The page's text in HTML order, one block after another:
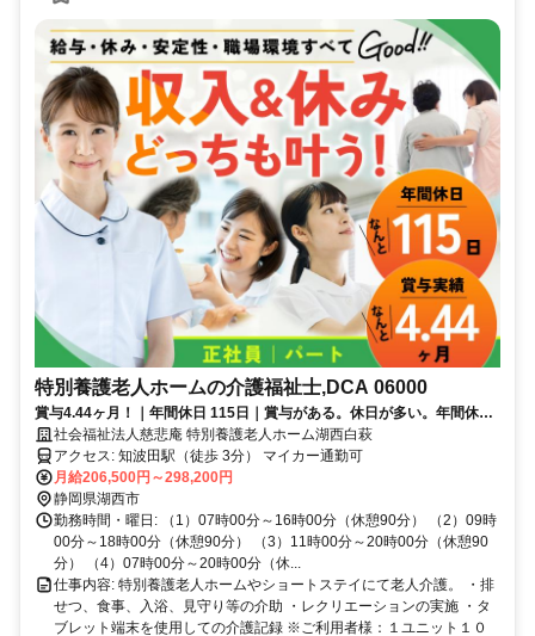
特別養護老人ホームの介護福祉士,DCA 06000
賞与4.44ヶ月！｜年間休日 115日｜賞与がある。休日が多い。年間休日
が多く気持ちに余裕。
社会福祉法人慈悲庵 特別養護老人ホーム湖西白萩
アクセス: 知波田駅（徒歩 3分） マイカー通勤可
月給206,500円～298,200円
静岡県湖西市
勤務時間・曜日: （1）07時00分～16時00分（休憩90分） （2）09時
00分～18時00分（休憩90分） （3）11時00分～20時00分（休憩90
分） （4）07時00分～20時00分（休...
仕事内容: 特別養護老人ホームやショートステイにて老人介護。 ・排
せつ、食事、入浴、見守り等の介助 ・レクリエーションの実施 ・タ
ブレット端末を使用しての介護記録 ※ご利用者様：１ユニット１０